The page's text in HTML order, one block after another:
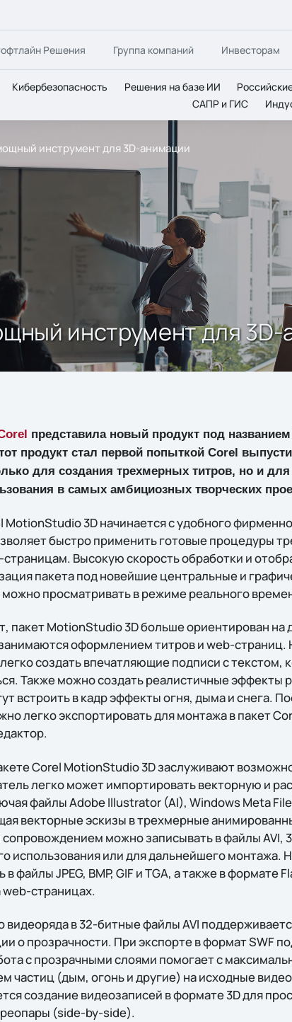
Решения Группа компаний Инвесторам
Кибербезопасность Решения на базе ИИ
САПР и ГИС
инструмент для 3D-анимации
инструмент для
представила новый продукт под
продукт стал первой попыткой Corel
для создания трехмерных титров, но и
в самых амбициозных творческих
MotionStudio 3D начинается с удобного
быстро применить готовые процедуры
страницам. Высокую скорость обработки и
пакета под новейшие центральные и
просматривать в режиме реального
пакет MotionStudio 3D больше ориентирован
оформлением титров и web-
создать впечатляющие подписи с текстом,
Также можно создать реалистичные эффекты
встроить в кадр эффекты огня, дыма и снега.
легко экспортировать для монтажа в пакет
Corel MotionStudio 3D заслуживают
легко может импортировать векторную и
файлы Adobe Illustrator (AI), Windows Meta
векторные эскизы в трехмерные
можно записывать в файлы AVI,
использования или для дальнейшего
файлы JPEG, BMP, GIF и TGA, а также в формате
web-страницах.
видеоряда в 32-битные файлы AVI
о прозрачности. При экспорте в формат SWF
с прозрачными слоями помогает с
частиц (дым, огонь и другие) на исходные
создание видеозаписей в формате 3D для
(side-by-side).